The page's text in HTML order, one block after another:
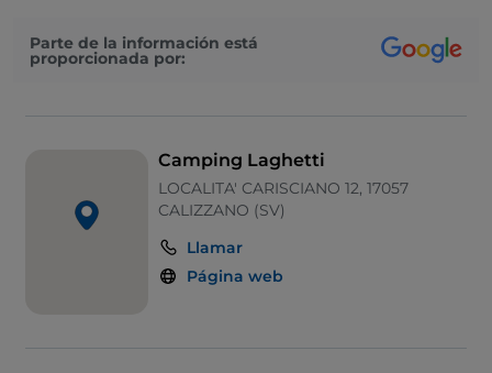
Parte de la información está
proporcionada por:
Camping Laghetti
LOCALITA' CARISCIANO 12, 17057
CALIZZANO (SV)
Llamar
Página web